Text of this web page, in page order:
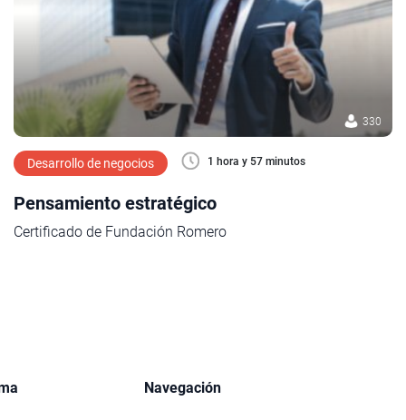
330
Desarrollo de negocios 1 hora y 57 minutos
Pensamiento estratégico
Certificado de Fundación Romero
Navegación